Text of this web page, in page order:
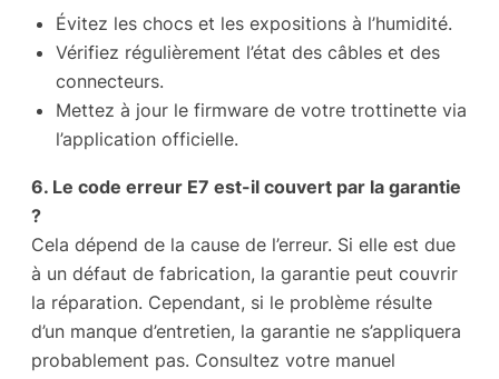
Évitez les chocs et les expositions à l’humidité.
Vérifiez régulièrement l’état des câbles et des
connecteurs.
Mettez à jour le firmware de votre trottinette via
l’application officielle.
6. Le code erreur E7 est-il couvert par la garantie
?
Cela dépend de la cause de l’erreur. Si elle est due
à un défaut de fabrication, la garantie peut couvrir
la réparation. Cependant, si le problème résulte
d’un manque d’entretien, la garantie ne s’appliquera
probablement pas. Consultez votre manuel